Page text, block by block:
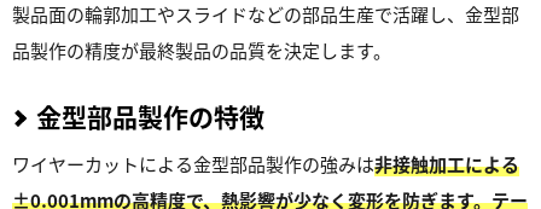
製品面の輪郭加工やスライドなどの部品生産で活躍し、金型部
品製作の精度が最終製品の品質を決定します。
金型部品製作の特徴
ワイヤーカットによる金型部品製作の強みは非接触加工による
±0.001mmの高精度で、熱影響が少なく変形を防ぎます。テー